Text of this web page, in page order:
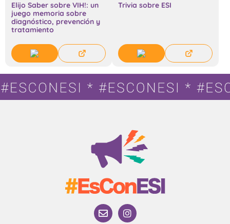
Elijo Saber sobre VIH!: un
juego memoria sobre
diagnóstico, prevención y
tratamiento
Trivia sobre ESI